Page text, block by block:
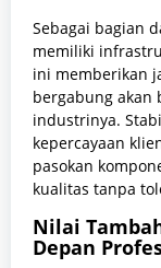
Sebagai bagian
memiliki
ini memberikan
bergabung akan
industrinya.
kepercayaan
pasokan
kualitas tanpa
Nilai
Depan